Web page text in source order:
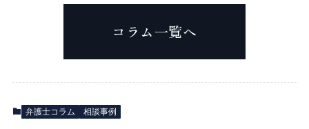
コラム一覧へ
弁護士コラム 相談事例